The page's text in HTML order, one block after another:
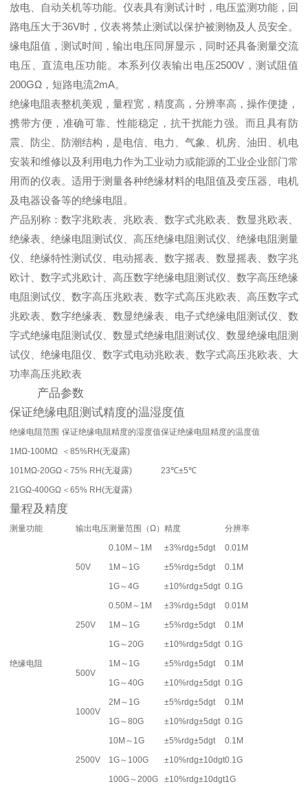
放电、自动关机等功能。仪表具有测试计时，电压监测功能，回
路电压大于36V时，仪表将禁止测试以保护被测物及人员安全。
缘电阻值，测试时间，输出电压同屏显示，同时还具备测量交流
电压、直流电压功能。本系列仪表输出电压2500V，测试阻值
200GΩ，短路电流2mA。
绝缘电阻表整机美观，量程宽，精度高，分辨率高，操作便捷，
携带方便，准确可靠、性能稳定，抗干扰能力强。而且具有防
震、防尘、防潮结构，是电信、电力、气象、机房、油田、机电
安装和维修以及利用电力作为工业动力或能源的工业企业部门常
用而的仪表。适用于测量各种绝缘材料的电阻值及变压器、电机
及电器设备等的绝缘电阻。
产品别称：数字兆欧表、兆欧表、数字式兆欧表、数显兆欧表、
绝缘表、绝缘电阻测试仪、高压绝缘电阻测试仪、绝缘电阻测量
仪、绝缘特性测试仪、电动摇表、数字摇表、数显摇表、数字兆
欧计、数字式兆欧计、高压数字绝缘电阻测试仪、数字高压绝缘
电阻测试仪、数字高压兆欧表、数字式高压兆欧表、高压数字式
兆欧表、数字绝缘表、数显绝缘表、电子式绝缘电阻测试仪、数
字式绝缘电阻测试仪、数显式绝缘电阻测试仪、数显绝缘电阻测
试仪、绝缘电阻仪、数字式电动兆欧表、数字式高压兆欧表、大
功率高压兆欧表
产品参数
保证绝缘电阻测试精度的温湿度值
绝缘电阻范围 保证绝缘电阻精度的湿度值保证绝缘电阻精度的温度值
1MΩ-100MΩ
＜85%RH(无凝露)
23℃±5℃
101MΩ-20GΩ ＜75% RH(无凝露)
21GΩ-400GΩ ＜65% RH(无凝露)
量程及精度
测量功能 输出电压测量范围（Ω） 精度 分辨率
绝缘电阻
50V
0.10M～1M ±3%rdg±5dgt
0.01M
1M～1G
±5%rdg±5dgt
0.1M
1G～4G
±10%rdg±5dgt 0.1G
250V
0.50M～1M ±3%rdg±5dgt
0.01M
1M～1G
±5%rdg±5dgt
0.1M
1G～20G
±10%rdg±5dgt 0.1G
500V
1M～1G ±5%rdg±5dgt
0.1M
1G～40G
±10%rdg±5dgt 0.1G
1000V
2M～1G ±5%rdg±5dgt
0.1M
1G～80G
±10%rdg±5dgt 0.1G
2500V
10M～1G ±5%rdg±5dgt
0.1M
1G～100G
±10%rdg±10dgt0.1G
100G～200G
±10%rdg±10dgt1G